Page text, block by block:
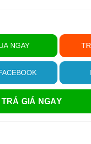
NGAY
TRẢ GIÁ NGAY